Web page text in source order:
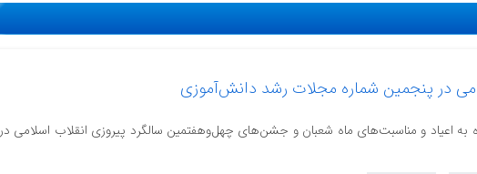
در پنجمین شماره مجلات رشد دانش‌آموزی
به اعیاد و مناسبت‌های ماه شعبان و جشن‌های چهل‌وهفتمین سالگرد پیروزی انقلاب اسلامی در